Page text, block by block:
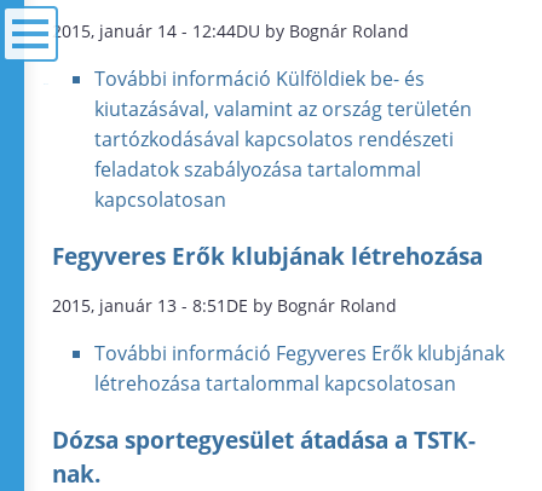
2015, január 14 - 12:44DU by Bognár Roland
További információ Külföldiek be- és
kiutazásával, valamint az ország területén
tartózkodásával kapcsolatos rendészeti
feladatok szabályozása tartalommal
kapcsolatosan
Fegyveres Erők klubjának létrehozása
2015, január 13 - 8:51DE by Bognár Roland
További információ Fegyveres Erők klubjának
létrehozása tartalommal kapcsolatosan
Dózsa sportegyesület átadása a TSTK-
nak.